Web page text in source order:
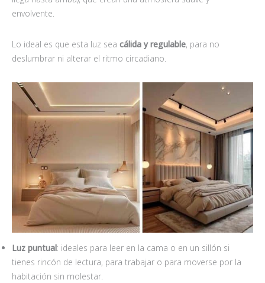
envolvente.
Lo ideal es que esta luz sea cálida y regulable, para no
deslumbrar ni alterar el ritmo circadiano.
Luz puntual: ideales para leer en la cama o en un sillón si
tienes rincón de lectura, para trabajar o para moverse por la
habitación sin molestar.